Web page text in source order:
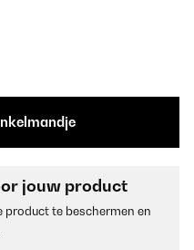
jouw product
product te beschermen en